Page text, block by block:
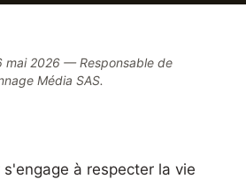
mai 2026 — Responsable de
Média SAS.
à respecter la vie